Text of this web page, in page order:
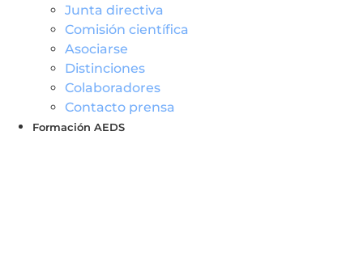
Junta directiva
Comisión científica
Asociarse
Distinciones
Colaboradores
Contacto prensa
Formación AEDS